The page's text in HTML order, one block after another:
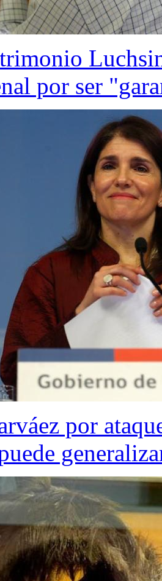
por ser
por